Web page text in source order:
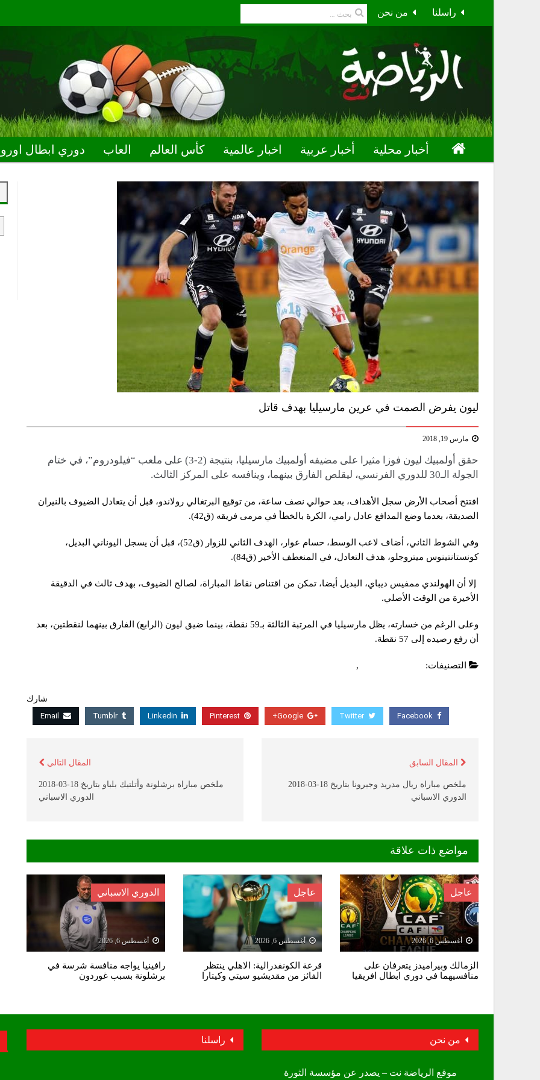
من نحن راسلنا
أخبار محلية أخبار عربية اخبار عالمية كأس العالم العاب دوري ابطال
ليون يفرض الصمت في عرين مارسيليا بهدف قاتل
مارس 19, 2018
حقق أولمبيك ليون فوزا مثيرا على مضيفه أولمبيك مارسيليا، بنتيجة (2-3) على ملعب “فيلودروم”، في ختام
الجولة الـ30 للدوري الفرنسي، ليقلص الفارق بينهما، وينافسه على المركز الثالث.
افتتح أصحاب الأرض سجل الأهداف، بعد حوالي نصف ساعة، من توقيع البرتغالي رولاندو، قبل أن يتعادل الضيوف بالنيران
الصديقة، بعدما وضع المدافع عادل رامي، الكرة بالخطأ في مرمى فريقه (ق42).
وفي الشوط الثاني، أضاف لاعب الوسط، حسام عوار، الهدف الثاني للزوار (ق52)، قبل أن يسجل اليوناني البديل،
كونستانتينوس ميتروجلو، هدف التعادل، في المنعطف الأخير (ق84).
إلا أن الهولندي ممفيس ديباي، البديل أيضا، تمكن من اقتناص نقاط المباراة، لصالح الضيوف، بهدف ثالث في الدقيقة
الأخيرة من الوقت الأصلي.
وعلى الرغم من خسارته، يظل مارسيليا في المرتبة الثالثة بـ59 نقطة، بينما ضيق ليون (الرابع) الفارق بينهما لنقطتين، بعد
أن رفع رصيده إلى 57 نقطة.
التصنيفات: ,
شارك
Facebook
Twitter
Google+
Pinterest
Linkedin
Tumblr
Email
المقال السابق
ملخص مباراة ريال مدريد وجيرونا بتاريخ 18-03-2018
الدوري الاسباني
المقال التالي
ملخص مباراة برشلونة وأتلتيك بلباو بتاريخ 18-03-2018
الدوري الاسباني
مواضع ذات علاقة
عاجل
أغسطس 6, 2026
الزمالك وبيراميدز يتعرفان على
منافسيهما في دوري ابطال افريقيا
عاجل
أغسطس 6, 2026
قرعة الكونفدرالية: الاهلي ينتظر
الفائز من مقديشيو سيتي وكيتارا
الدوري الاسباني
أغسطس 6, 2026
رافينيا يواجه منافسة شرسة في
برشلونة بسبب غوردون
من نحن
موقع الرياضة نت – يصدر عن مؤسسة الثورة
راسلنا